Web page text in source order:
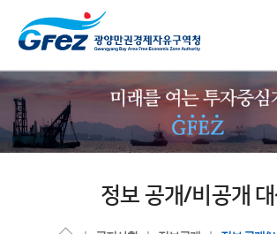
정보 공개/비공개